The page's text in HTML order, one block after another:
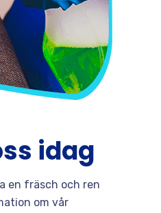
idag
en fräsch och ren
om vår